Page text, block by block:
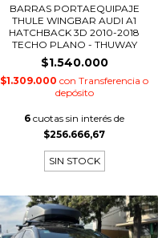
BARRAS PORTAEQUIPAJE
THULE WINGBAR AUDI A1
HATCHBACK 3D 2010-2018
TECHO PLANO - THUWAY
$1.540.000
$1.309.000 con Transferencia o
depósito
6 cuotas sin interés de
$256.666,67
SIN STOCK